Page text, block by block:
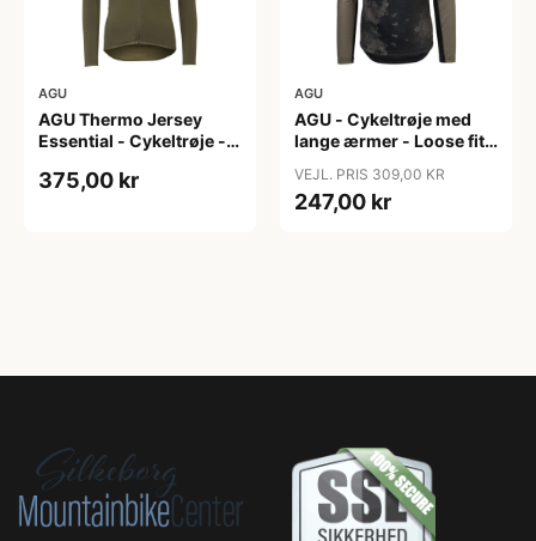
AGU
AGU Thermo Jersey
Essential - Cykeltrøje -
XXL
375,00 kr
AGU
AGU - Cykeltrøje med
lange ærmer - Loose fit -
VEJL. PRIS 309,00 KR
247,00 kr